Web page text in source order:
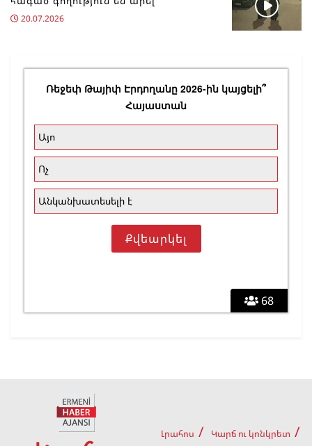
20.07.2026
68
Ռեջեփ Թայիփ Էրդողանը 2026-ին կայցելի՞
Հայաստան
Այո
Ոչ
Անկանխատեսելի է
Լրահոս
Կարճ ու կոնկրետ